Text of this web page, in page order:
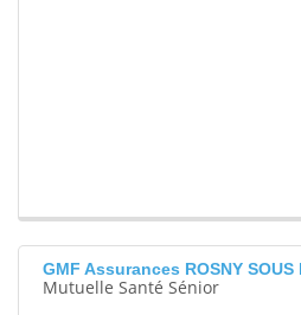
GMF Assurances ROSNY SOUS
Mutuelle Santé Sénior